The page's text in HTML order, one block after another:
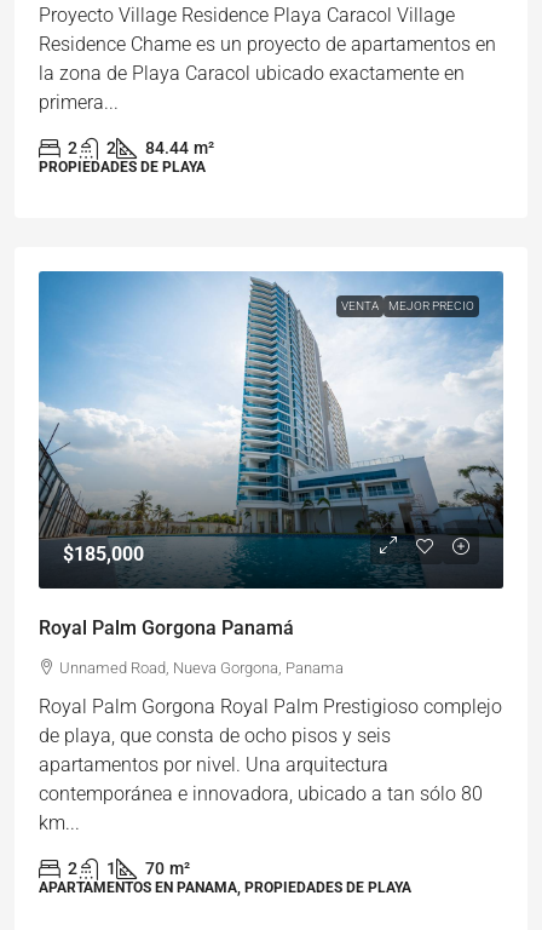
Proyecto Village Residence Playa Caracol Village
Residence Chame es un proyecto de apartamentos en
la zona de Playa Caracol ubicado exactamente en
primera...
2 2 84.44 m²
PROPIEDADES DE PLAYA
VENTA MEJOR PRECIO
$185,000
Royal Palm Gorgona Panamá
Unnamed Road, Nueva Gorgona, Panama
Royal Palm Gorgona Royal Palm Prestigioso complejo
de playa, que consta de ocho pisos y seis
apartamentos por nivel. Una arquitectura
contemporánea e innovadora, ubicado a tan sólo 80
km...
2 1 70 m²
APARTAMENTOS EN PANAMA, PROPIEDADES DE PLAYA